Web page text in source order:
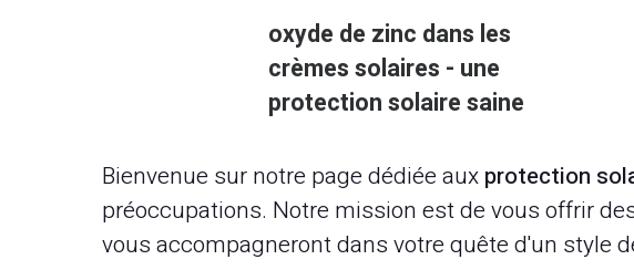
oxyde de zinc dans les
crèmes solaires - une
protection solaire saine
Bienvenue sur notre page dédiée auxprotection
préoccupations. Notre mission est de vous offrir
vous accompagneront dans votre quête d'un style